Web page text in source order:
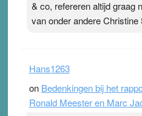
& co, refereren altijd graag
van onder andere Christine
Hans1263
on Bedenkingen bij het
Ronald Meester en Marc